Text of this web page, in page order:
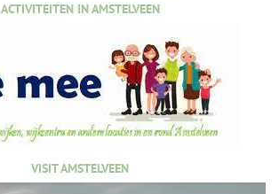
ACTIVITEITEN IN AMSTELVEEN
VISIT AMSTELVEEN